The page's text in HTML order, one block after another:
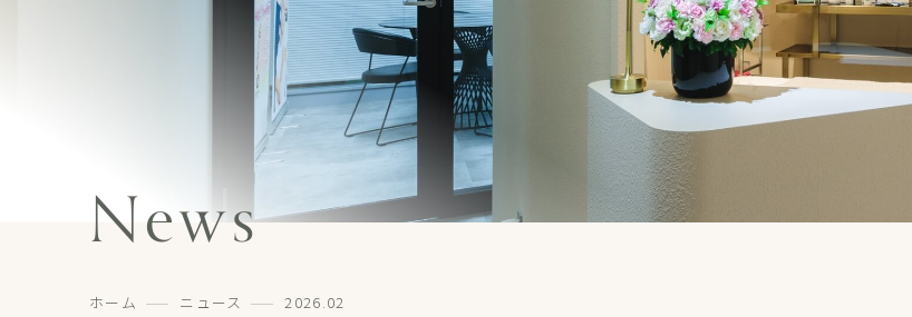
News
ホーム ニュース 2026.02